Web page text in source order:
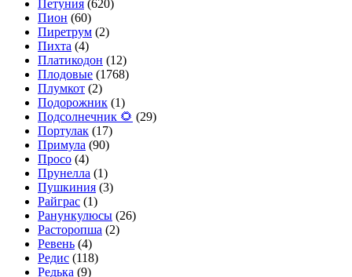
Петуния (620)
Пион (60)
Пиретрум (2)
Пихта (4)
Платикодон (12)
Плодовые (1768)
Плумкот (2)
Подорожник (1)
Подсолнечник 🌻 (29)
Портулак (17)
Примула (90)
Просо (4)
Прунелла (1)
Пушкиния (3)
Райграс (1)
Ранункулюсы (26)
Расторопша (2)
Ревень (4)
Редис (118)
Редька (9)